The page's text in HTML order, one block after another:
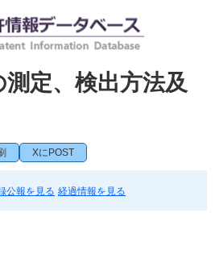
定、検出方法及
XにPOST
公報を見る 経過情報を見る